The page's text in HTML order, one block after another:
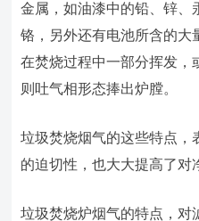
金属，如油漆中的铅、锌、
铬，另外还有电池所含的大
在焚烧过程中一部分挥发，
则吐气相形态捧出炉膛。
垃圾焚烧烟气的这些特点，
的迫切性，也大大提高了对
垃圾焚烧炉烟气的特点，对